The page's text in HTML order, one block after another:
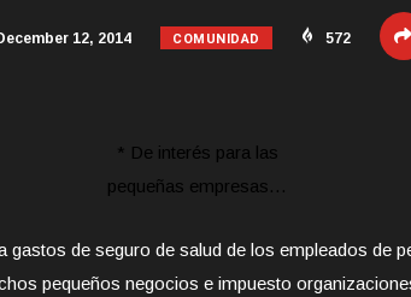
12, 2014 COMUNIDAD 572
* De interés para las
pequeñas empresas…
gastos de seguro de salud de los empleados de
pequeños negocios e impuesto